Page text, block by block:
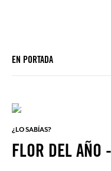
EN PORTADA
¿LO SABÍAS?
FLOR DEL AÑO